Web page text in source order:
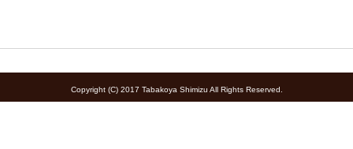
Copyright (C) 2017 Tabakoya Shimizu All Rights Reserved.